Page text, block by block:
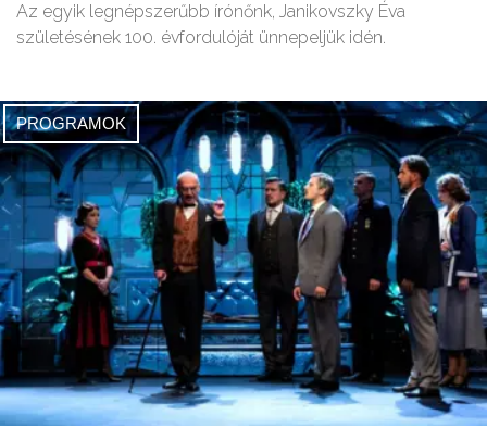
Az egyik legnépszerűbb írónőnk, Janikovszky Éva
születésének 100. évfordulóját ünnepeljük idén.
PROGRAMOK